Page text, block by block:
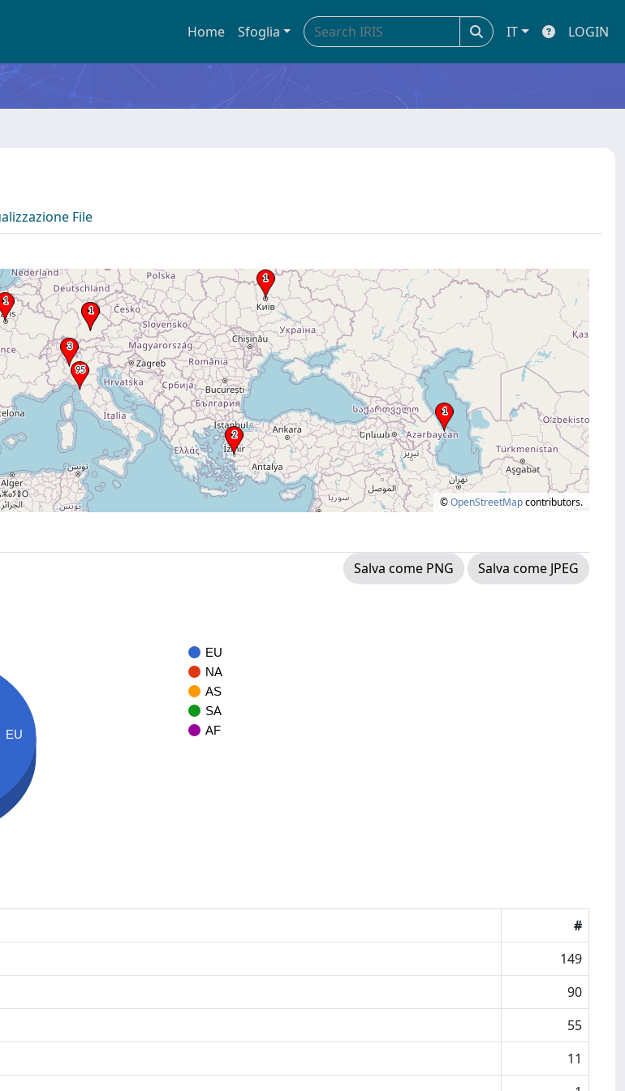
Home Sfoglia IT LOGIN
File
©OpenStreetMapcontributors.
Salva come PNG
Salva come JPEG
EU
NA
AS
SA
AF
EU
#
149
90
55
11